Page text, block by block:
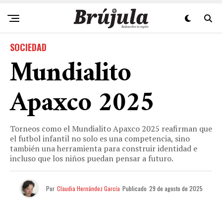
SOCIEDAD
Mundialito
Apaxco 2025
Torneos como el Mundialito Apaxco 2025 reafirman que
el futbol infantil no solo es una competencia, sino
también una herramienta para construir identidad e
incluso que los niños puedan pensar a futuro.
Por Claudia Hernández García Publicado 29 de agosto de 2025